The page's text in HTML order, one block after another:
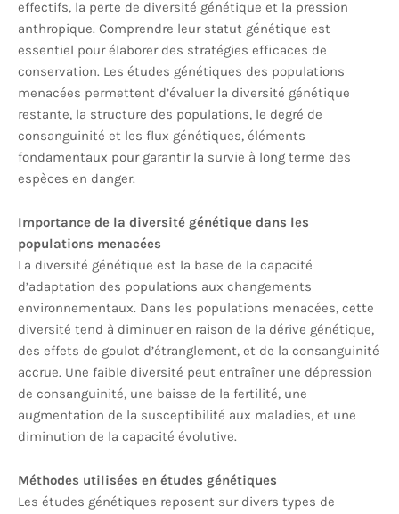
effectifs, la perte de diversité génétique et la pression
anthropique. Comprendre leur statut génétique est
essentiel pour élaborer des stratégies efficaces de
conservation. Les études génétiques des populations
menacées permettent d’évaluer la diversité génétique
restante, la structure des populations, le degré de
consanguinité et les flux génétiques, éléments
fondamentaux pour garantir la survie à long terme des
espèces en danger.
Importance de la diversité génétique dans les
populations menacées
La diversité génétique est la base de la capacité
d’adaptation des populations aux changements
environnementaux. Dans les populations menacées, cette
diversité tend à diminuer en raison de la dérive génétique,
des effets de goulot d’étranglement, et de la consanguinité
accrue. Une faible diversité peut entraîner une dépression
de consanguinité, une baisse de la fertilité, une
augmentation de la susceptibilité aux maladies, et une
diminution de la capacité évolutive.
Méthodes utilisées en études génétiques
Les études génétiques reposent sur divers types de